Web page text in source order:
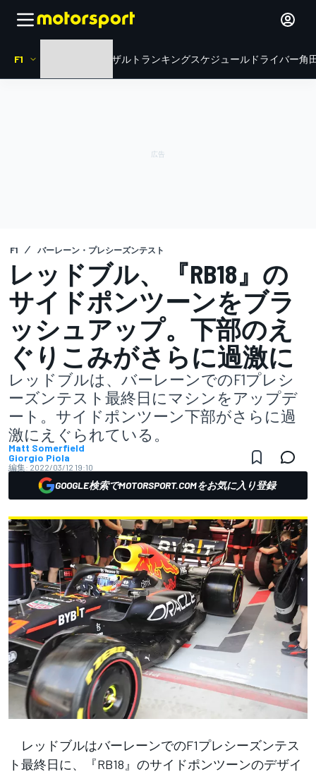
F1 リザルト ランキングスケジュール ドライバー角
F1 バーレーン・プレシーズンテスト
レッドブル、『RB18』の
サイドポンツーンをブラ
ッシュアップ。下部のえ
ぐりこみがさらに過激に
レッドブルは、バーレーンでのF1プレシ
ーズンテスト最終日にマシンをアップデ
ート。サイドポンツーン下部がさらに過
激にえぐられている。
Matt Somerfield
Giorgio Piola
編集: 2022/03/12 19:10
GOOGLE検索でMOTORSPORT.COMをお気に入り登録
レッドブルはバーレーンでのF1プレシーズンテス
ト最終日に、『RB18』のサイドポンツーンのデザイ